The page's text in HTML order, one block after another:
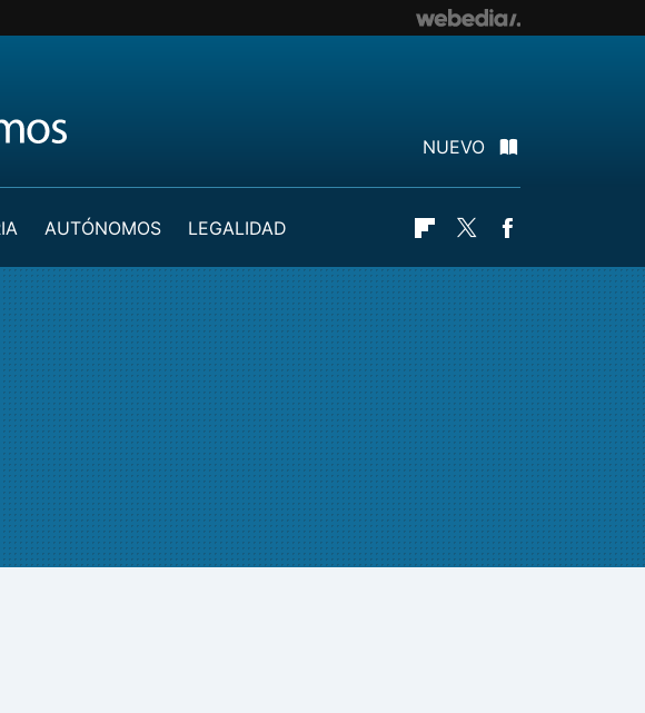
NUEVO
AUTÓNOMOS
LEGALIDAD
Flipboard
Twitter